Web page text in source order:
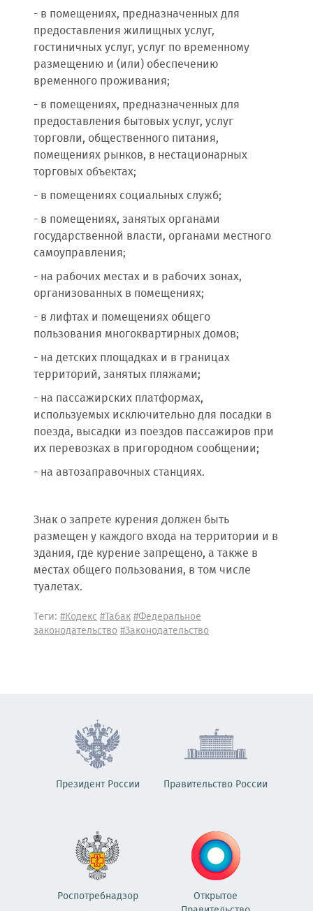
- в помещениях, предназначенных для
предоставления жилищных услуг,
гостиничных услуг, услуг по временному
размещению и (или) обеспечению
временного проживания;
- в помещениях, предназначенных для
предоставления бытовых услуг, услуг
торговли, общественного питания,
помещениях рынков, в нестационарных
торговых объектах;
- в помещениях социальных служб;
- в помещениях, занятых органами
государственной власти, органами местного
самоуправления;
- на рабочих местах и в рабочих зонах,
организованных в помещениях;
- в лифтах и помещениях общего
пользования многоквартирных домов;
- на детских площадках и в границах
территорий, занятых пляжами;
- на пассажирских платформах,
используемых исключительно для посадки в
поезда, высадки из поездов пассажиров при
их перевозках в пригородном сообщении;
- на автозаправочных станциях.
Знак о запрете курения должен быть
размещен у каждого входа на территории и в
здания, где курение запрещено, а также в
местах общего пользования, в том числе
туалетах.
Теги: #Кодекс#Табак#Федеральное
законодательство#Законодательство
Президент России Правительство России
Роспотребнадзор
Открытое